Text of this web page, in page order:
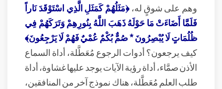
وهم على شوقٍ له،﴿مَثَلُهُمْ كَمَثَلِ الَّذِي اسْتَوْقَدَ نَاراً
فَلَمَّا أَضَاءَتْ مَا حَوْلَهُ ذَهَبَ اللَّهُ بِنُورِهِمْ وَتَرَكَهُمْ فِي
ظُلُمَاتٍ لَا يُبْصِرُونَ * صُمٌّ بُكْمٌ عُمْيٌ فَهُمْ لَا يَرْجِعُونَ﴾
كيف يرجعون؟ أدوات الرجوع مُعَطَّلة، أداة السماع
الأذن صمَّاء، أداة رؤية الآيات يوجد عليها غشاوة، أداة
طلب العلم مُعَطَّلة، هناك نموذج آخر من المنافقين،